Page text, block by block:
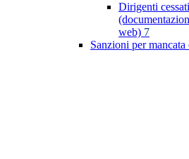
Dirigenti
web) 7
Sanzioni per